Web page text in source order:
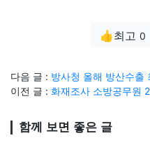
👍최고 0
다음 글 : 방사청 올해 방산수출
이전 글 : 화재조사 소방공무원
함께 보면 좋은 글